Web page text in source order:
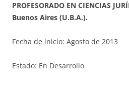
PROFESORADO EN CIENCIAS
Buenos Aires (U.B.A.).
Fecha de inicio: Agosto de 2013
Estado: En Desarrollo